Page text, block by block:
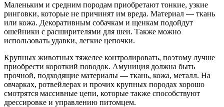
Маленьким и средним породам приобретают тонкие, узкие
ринговки, которые не причинят им вреда. Материал — ткань
или кожа. Декоративным собачкам и щенкам подойдут
ошейники с расширителями для шеи. Также можно
использовать удавки, легкие цепочки.
Крупных животных тяжелее контролировать, поэтому лучше
приобрести короткий поводок. Амуниция должна быть
прочной, подходящие материалы — ткань, кожа, металл. На
овчарках, ротвейлерах и прочих крупных породах хорошо
смотрятся массивные цепи, которые также способствуют
дрессировке и управлению питомцем.